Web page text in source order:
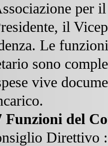
per
il
Le
sono
vive
Funzioni del
Direttivo :